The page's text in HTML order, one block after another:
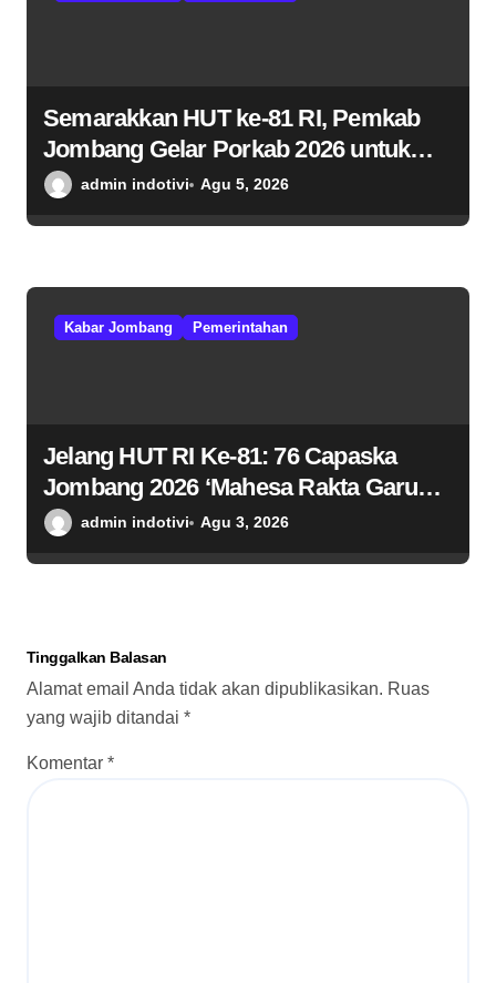
Semarakkan HUT ke-81 RI, Pemkab
Jombang Gelar Porkab 2026 untuk
Pererat Kebersamaan ASN
admin indotivi Agu 5, 2026
Kabar Jombang Pemerintahan
Jelang HUT RI Ke-81: 76 Capaska
Jombang 2026 ‘Mahesa Rakta Garuda
Yudha’ Resmi Mulai Pemusatan
admin indotivi Agu 3, 2026
Tinggalkan Balasan
Alamat email Anda tidak akan dipublikasikan. Ruas
yang wajib ditandai *
Komentar *